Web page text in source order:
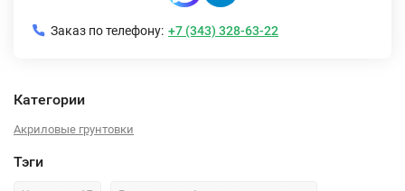
Заказ по телефону: +7 (343) 328-63-22
Категории
Акриловые грунтовки
Тэги